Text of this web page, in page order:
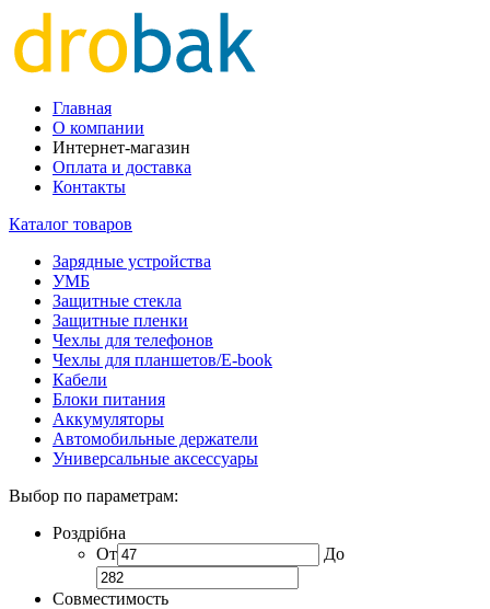
Главная
О компании
Интернет-магазин
Оплата и доставка
Контакты
Каталог товаров
Зарядные устройства
УМБ
Защитные стекла
Защитные пленки
Чехлы для телефонов
Чехлы для планшетов/E-book
Кабели
Блоки питания
Аккумуляторы
Автомобильные держатели
Универсальные аксессуары
Выбор по параметрам:
Роздрібна
От
До
Совместимость